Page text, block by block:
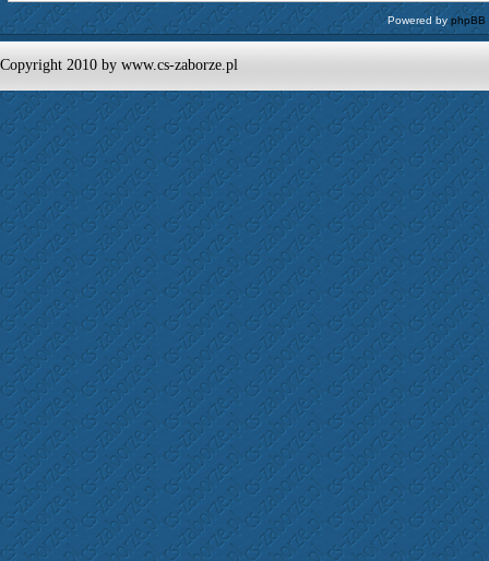
Powered byphpBB
Copyright 2010 by www.cs-zaborze.pl